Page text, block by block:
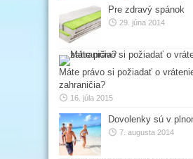
Pre zdravý spánok
29. júna 2014
Máte právo si požiadať o
zahraničia?
16. júla 2015
Dovolenky sú v
7. augusta 2014